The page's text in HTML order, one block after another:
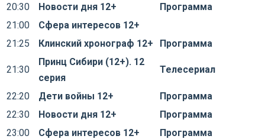
20:30
Новости дня 12+
Программа
21:00
Сфера интересов 12+
21:25
Клинский хронограф 12+ Программа
21:30
Принц Сибири (12+). 12
серия
Телесериал
22:20 Дети войны 12+
Программа
22:30
Новости дня 12+
Программа
23:00
Сфера интересов 12+ Программа